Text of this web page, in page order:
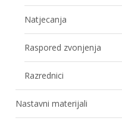
Natjecanja
Raspored zvonjenja
Razrednici
Nastavni materijali